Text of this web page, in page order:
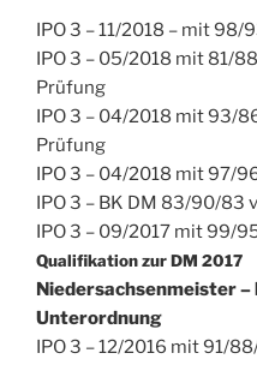
IPO 3 – 11/2018 – mit
IPO 3 – 05/2018 mit 81/
Prüfung
IPO 3 – 04/2018 mit 93/
Prüfung
IPO 3 – 04/2018 mit 97/
IPO 3 – BK DM 83/90/83
IPO 3 – 09/2017 mit 99/
Qualifikation zur DM 2017
Niedersachsenmeister
Unterordnung
IPO 3 – 12/2016 mit 91/